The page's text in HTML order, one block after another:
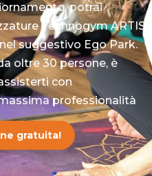
potrai
Technogym ARTIS
suggestivo Ego Park.
oltre 30 persone, è
con
professionalità
gratuita!